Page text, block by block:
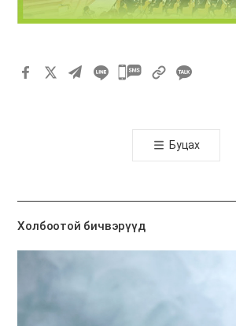
카
톡
공
기
Буцах
Холбоотой бичвэрүүд